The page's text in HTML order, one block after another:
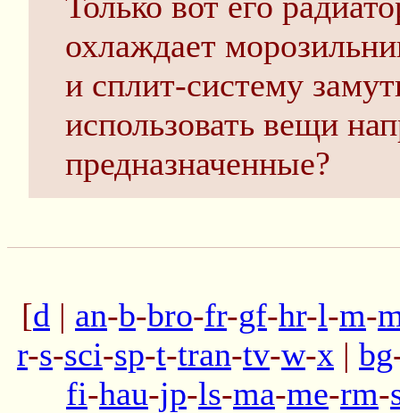
охлаждает
и сплит-систему
использовать вещи
предназначенные?
[d | an-b-bro-fr-gf-hr-l-m-
r-s-sci-sp-t-tran-tv-w-x | bg
fi-hau-jp-ls-ma-me-rm-